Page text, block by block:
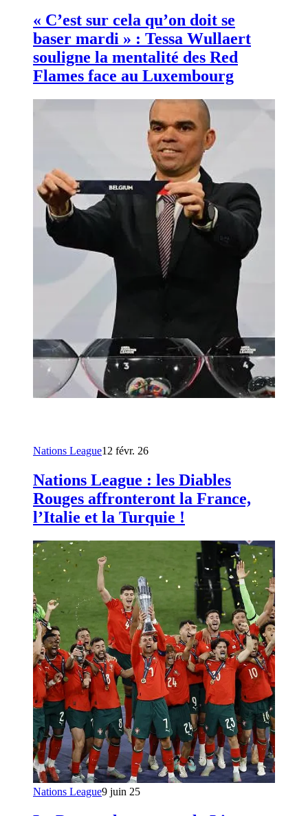
« C’est sur cela qu’on doit se
baser mardi » : Tessa Wullaert
souligne la mentalité des Red
Flames face au Luxembourg
Nations League12 févr. 26
Nations League : les Diables
Rouges affronteront la France,
l’Italie et la Turquie !
Nations League9 juin 25